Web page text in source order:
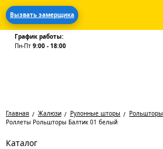
Вызвать замерщика
График работы:
Пн-Пт 9:00 - 18:00
Главная Жалюзи Рулонные шторы
Рольшторы
Роллеты Рольшторы Балтик 01 белый
Каталог